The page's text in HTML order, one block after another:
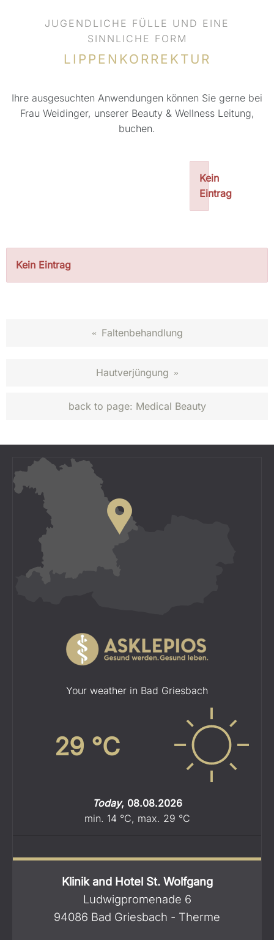
JUGENDLICHE FÜLLE UND EINE
SINNLICHE FORM
LIPPENKORREKTUR
Ihre ausgesuchten Anwendungen können Sie gerne bei
Frau Weidinger, unserer Beauty & Wellness Leitung,
buchen.
Kein
Eintrag
Kein Eintrag
« Faltenbehandlung
Hautverjüngung »
back to page: Medical Beauty
Your weather in Bad Griesbach
29 °C
Today, 08.08.2026
min. 14 °C, max. 29 °C
Klinik and Hotel St. Wolfgang
Ludwigpromenade 6
94086 Bad Griesbach - Therme